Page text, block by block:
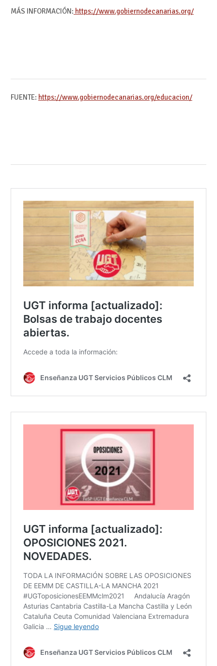
MÁS INFORMACIÓN: https://www.gobiernodecanarias.org/
FUENTE: https://www.gobiernodecanarias.org/educacion/